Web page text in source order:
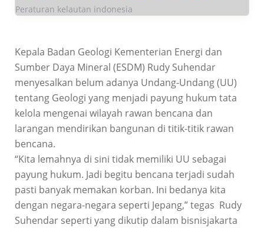
Peraturan kelautan indonesia
Kepala Badan Geologi Kementerian Energi dan
Sumber Daya Mineral (ESDM) Rudy Suhendar
menyesalkan belum adanya Undang-Undang (UU)
tentang Geologi yang menjadi payung hukum tata
kelola mengenai wilayah rawan bencana dan
larangan mendirikan bangunan di titik-titik rawan
bencana.
“Kita lemahnya di sini tidak memiliki UU sebagai
payung hukum. Jadi begitu bencana terjadi sudah
pasti banyak memakan korban. Ini bedanya kita
dengan negara-negara seperti Jepang,” tegas Rudy
Suhendar seperti yang dikutip dalam bisnisjakarta